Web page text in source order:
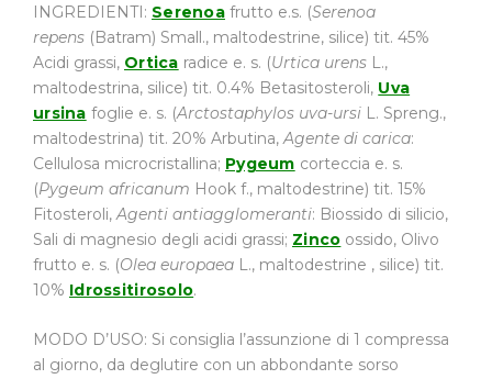
INGREDIENTI: Serenoafrutto e.s. (Serenoa
repens (Batram) Small., maltodestrine, silice) tit. 45%
Acidi grassi, Ortica radice e. s. (Urtica urensL.,
maltodestrina, silice) tit. 0.4% Betasitosteroli, Uva
ursina foglie e. s. (Arctostaphylos uva-ursiL. Spreng.,
maltodestrina) tit. 20% Arbutina,Agente di carica:
Cellulosa microcristallina; Pygeum corteccia e. s.
(Pygeum africanum Hook f., maltodestrine) tit. 15%
Fitosteroli,Agenti antiagglomeranti: Biossido di silicio,
Sali di magnesio degli acidi grassi; Zinco ossido, Olivo
frutto e. s. (Olea europaea L., maltodestrine , silice) tit.
10% Idrossitirosolo.
MODO D’USO: Si consiglia l’assunzione di 1 compressa
al giorno, da deglutire con un abbondante sorso